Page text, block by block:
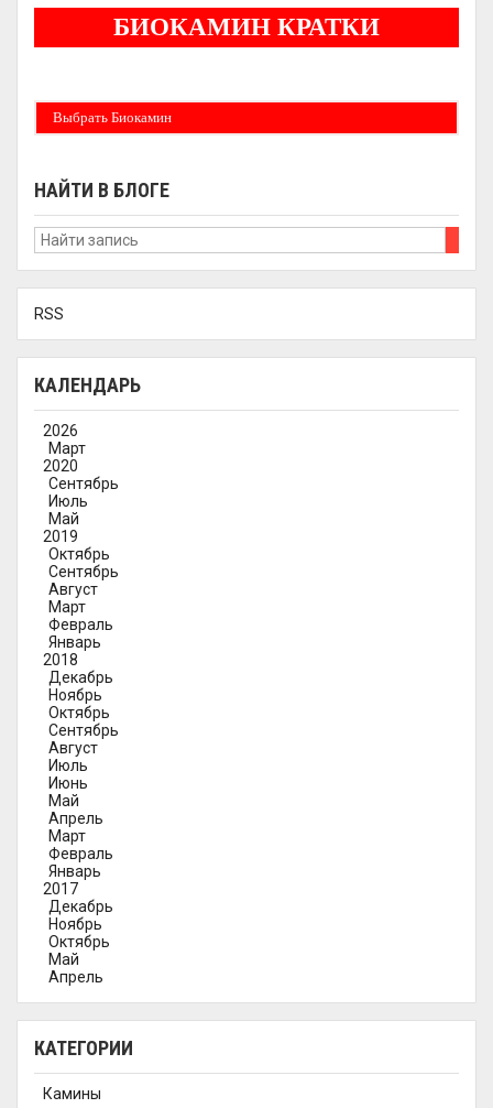
БИОКАМИН КРАТКИ
Выбрать Биокамин
НАЙТИ В БЛОГЕ
RSS
КАЛЕНДАРЬ
2026
Март
2020
Сентябрь
Июль
Май
2019
Октябрь
Сентябрь
Август
Март
Февраль
Январь
2018
Декабрь
Ноябрь
Октябрь
Сентябрь
Август
Июль
Июнь
Май
Апрель
Март
Февраль
Январь
2017
Декабрь
Ноябрь
Октябрь
Май
Апрель
КАТЕГОРИИ
Камины